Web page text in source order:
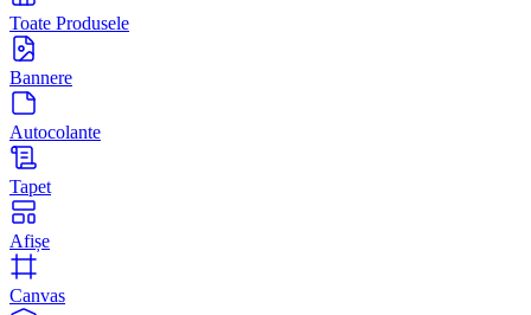
Toate Produsele
Bannere
Autocolante
Tapet
Afișe
Canvas